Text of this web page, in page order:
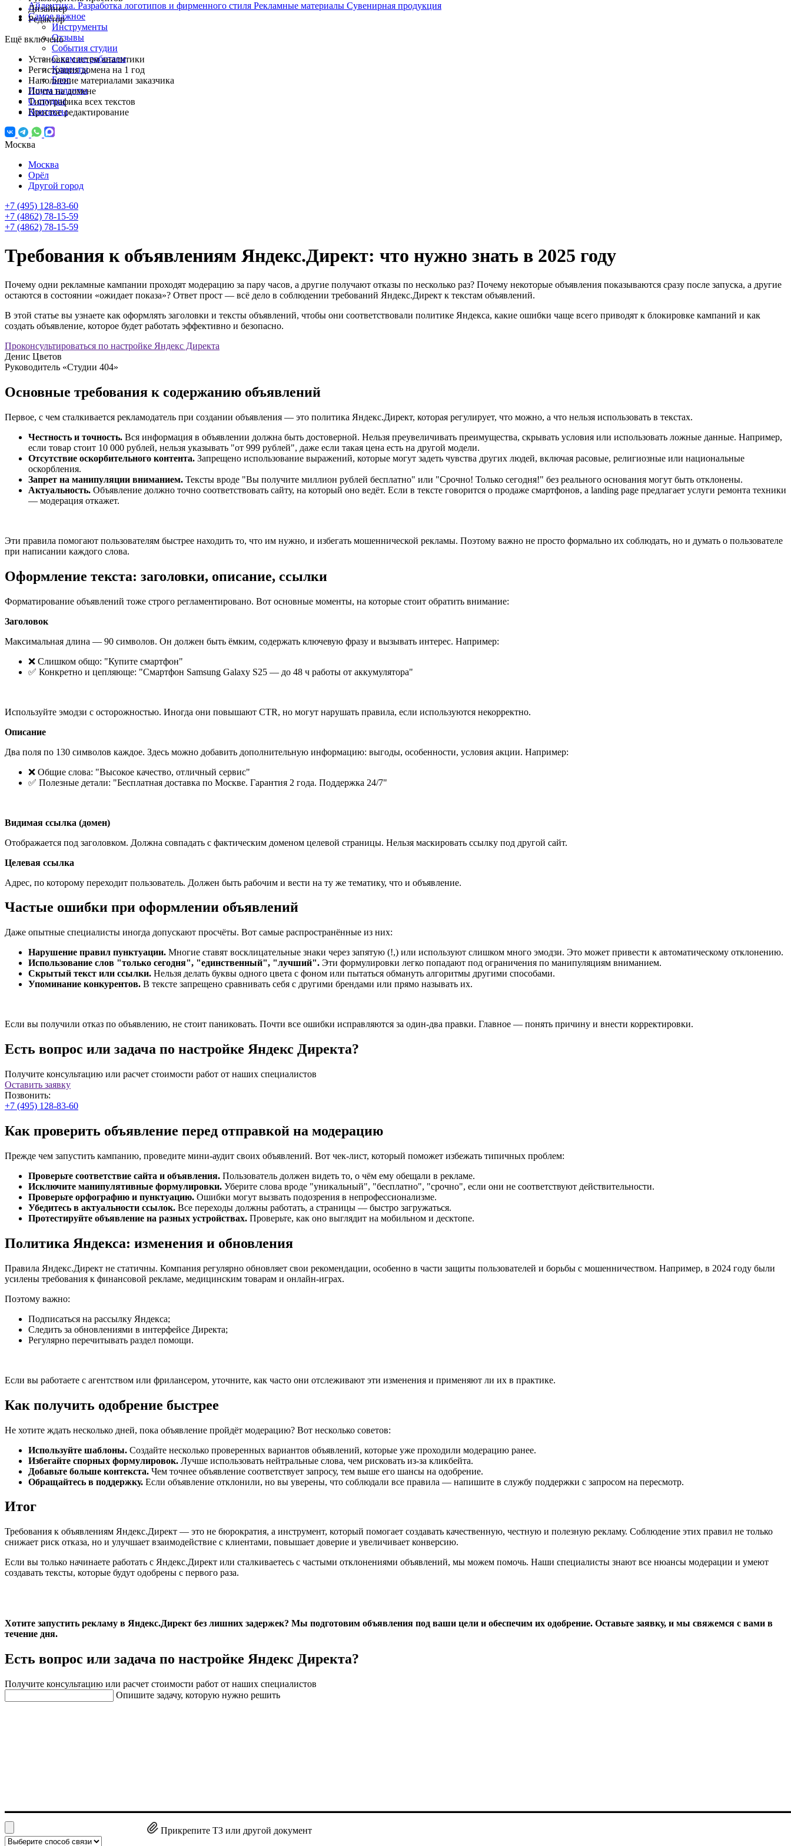
Айдентика. Разработка логотипов и фирменного стиля Рекламные материалы Сувенирная продукция
Самое важное
Инструменты
Отзывы
События студии
С кем не работаем
Клиенты
Блог
Ищем таланты
О студии
Контакты
Москва
Москва
Орёл
Другой город
+7 (495) 128-83-60
+7 (4862) 78-15-59
+7 (4862) 78-15-59
Требования к объявлениям Яндекс.Директ: что нужно знать в 2025 году
Почему одни рекламные кампании проходят модерацию за пару часов, а другие получают отказы по несколько раз? Почему некоторые объявления показываются сразу после запуска, а другие
остаются в состоянии «ожидает показа»? Ответ прост — всё дело в соблюдении требований Яндекс.Директ к текстам объявлений.
В этой статье вы узнаете как оформлять заголовки и тексты объявлений, чтобы они соответствовали политике Яндекса, какие ошибки чаще всего приводят к блокировке кампаний и как
создать объявление, которое будет работать эффективно и безопасно.
Проконсультироваться по настройке Яндекс Директа
Денис Цветов
Руководитель «Студии 404»
Основные требования к содержанию объявлений
Первое, с чем сталкивается рекламодатель при создании объявления — это политика Яндекс.Директ, которая регулирует, что можно, а что нельзя использовать в текстах.
Честность и точность. Вся информация в объявлении должна быть достоверной. Нельзя преувеличивать преимущества, скрывать условия или использовать ложные данные. Например,
если товар стоит 10 000 рублей, нельзя указывать "от 999 рублей", даже если такая цена есть на другой модели.
Отсутствие оскорбительного контента. Запрещено использование выражений, которые могут задеть чувства других людей, включая расовые, религиозные или национальные
оскорбления.
Запрет на манипуляции вниманием. Тексты вроде "Вы получите миллион рублей бесплатно" или "Срочно! Только сегодня!" без реального основания могут быть отклонены.
Актуальность. Объявление должно точно соответствовать сайту, на который оно ведёт. Если в тексте говорится о продаже смартфонов, а landing page предлагает услуги ремонта техники
— модерация откажет.
Эти правила помогают пользователям быстрее находить то, что им нужно, и избегать мошеннической рекламы. Поэтому важно не просто формально их соблюдать, но и думать о пользователе
при написании каждого слова.
Оформление текста: заголовки, описание, ссылки
Форматирование объявлений тоже строго регламентировано. Вот основные моменты, на которые стоит обратить внимание:
Заголовок
Максимальная длина — 90 символов. Он должен быть ёмким, содержать ключевую фразу и вызывать интерес. Например:
❌ Слишком общо: "Купите смартфон"
✅ Конкретно и цепляюще: "Смартфон Samsung Galaxy S25 — до 48 ч работы от аккумулятора"
Используйте эмодзи с осторожностью. Иногда они повышают CTR, но могут нарушать правила, если используются некорректно.
Описание
Два поля по 130 символов каждое. Здесь можно добавить дополнительную информацию: выгоды, особенности, условия акции. Например:
❌ Общие слова: "Высокое качество, отличный сервис"
✅ Полезные детали: "Бесплатная доставка по Москве. Гарантия 2 года. Поддержка 24/7"
Видимая ссылка (домен)
Отображается под заголовком. Должна совпадать с фактическим доменом целевой страницы. Нельзя маскировать ссылку под другой сайт.
Целевая ссылка
Адрес, по которому переходит пользователь. Должен быть рабочим и вести на ту же тематику, что и объявление.
Частые ошибки при оформлении объявлений
Даже опытные специалисты иногда допускают просчёты. Вот самые распространённые из них:
Нарушение правил пунктуации. Многие ставят восклицательные знаки через запятую (!,) или используют слишком много эмодзи. Это может привести к автоматическому отклонению.
Использование слов "только сегодня", "единственный", "лучший". Эти формулировки легко попадают под ограничения по манипуляциям вниманием.
Скрытый текст или ссылки. Нельзя делать буквы одного цвета с фоном или пытаться обмануть алгоритмы другими способами.
Упоминание конкурентов. В тексте запрещено сравнивать себя с другими брендами или прямо называть их.
Если вы получили отказ по объявлению, не стоит паниковать. Почти все ошибки исправляются за один-два правки. Главное — понять причину и внести корректировки.
Есть вопрос или задача по настройке Яндекс Директа?
Получите консультацию или расчет стоимости работ от наших специалистов
Оставить заявку
Позвонить:
+7 (495) 128-83-60
Как проверить объявление перед отправкой на модерацию
Прежде чем запустить кампанию, проведите мини-аудит своих объявлений. Вот чек-лист, который поможет избежать типичных проблем:
Проверьте соответствие сайта и объявления. Пользователь должен видеть то, о чём ему обещали в рекламе.
Исключите манипулятивные формулировки. Уберите слова вроде "уникальный", "бесплатно", "срочно", если они не соответствуют действительности.
Проверьте орфографию и пунктуацию. Ошибки могут вызвать подозрения в непрофессионализме.
Убедитесь в актуальности ссылок. Все переходы должны работать, а страницы — быстро загружаться.
Протестируйте объявление на разных устройствах. Проверьте, как оно выглядит на мобильном и десктопе.
Политика Яндекса: изменения и обновления
Правила Яндекс.Директ не статичны. Компания регулярно обновляет свои рекомендации, особенно в части защиты пользователей и борьбы с мошенничеством. Например, в 2024 году были
усилены требования к финансовой рекламе, медицинским товарам и онлайн-играх.
Поэтому важно:
Подписаться на рассылку Яндекса;
Следить за обновлениями в интерфейсе Директа;
Регулярно перечитывать раздел помощи.
Если вы работаете с агентством или фрилансером, уточните, как часто они отслеживают эти изменения и применяют ли их в практике.
Как получить одобрение быстрее
Не хотите ждать несколько дней, пока объявление пройдёт модерацию? Вот несколько советов:
Используйте шаблоны. Создайте несколько проверенных вариантов объявлений, которые уже проходили модерацию ранее.
Избегайте спорных формулировок. Лучше использовать нейтральные слова, чем рисковать из-за кликбейта.
Добавьте больше контекста. Чем точнее объявление соответствует запросу, тем выше его шансы на одобрение.
Обращайтесь в поддержку. Если объявление отклонили, но вы уверены, что соблюдали все правила — напишите в службу поддержки с запросом на пересмотр.
Итог
Требования к объявлениям Яндекс.Директ — это не бюрократия, а инструмент, который помогает создавать качественную, честную и полезную рекламу. Соблюдение этих правил не только
снижает риск отказа, но и улучшает взаимодействие с клиентами, повышает доверие и увеличивает конверсию.
Если вы только начинаете работать с Яндекс.Директ или сталкиваетесь с частыми отклонениями объявлений, мы можем помочь. Наши специалисты знают все нюансы модерации и умеют
создавать тексты, которые будут одобрены с первого раза.
Хотите запустить рекламу в Яндекс.Директ без лишних задержек? Мы подготовим объявления под ваши цели и обеспечим их одобрение. Оставьте заявку, и мы свяжемся с вами в
течение дня.
Есть вопрос или задача по настройке Яндекс Директа?
Получите консультацию или расчет стоимости работ от наших специалистов
Опишите задачу, которую нужно решить
Прикрепите ТЗ или другой документ
Дизайнер
Редактор
Ещё включено
Установка систем аналитики
Регистрация домена на 1 год
Наполнение материалами заказчика
Почта на домене
Типографика всех текстов
Простое редактирование